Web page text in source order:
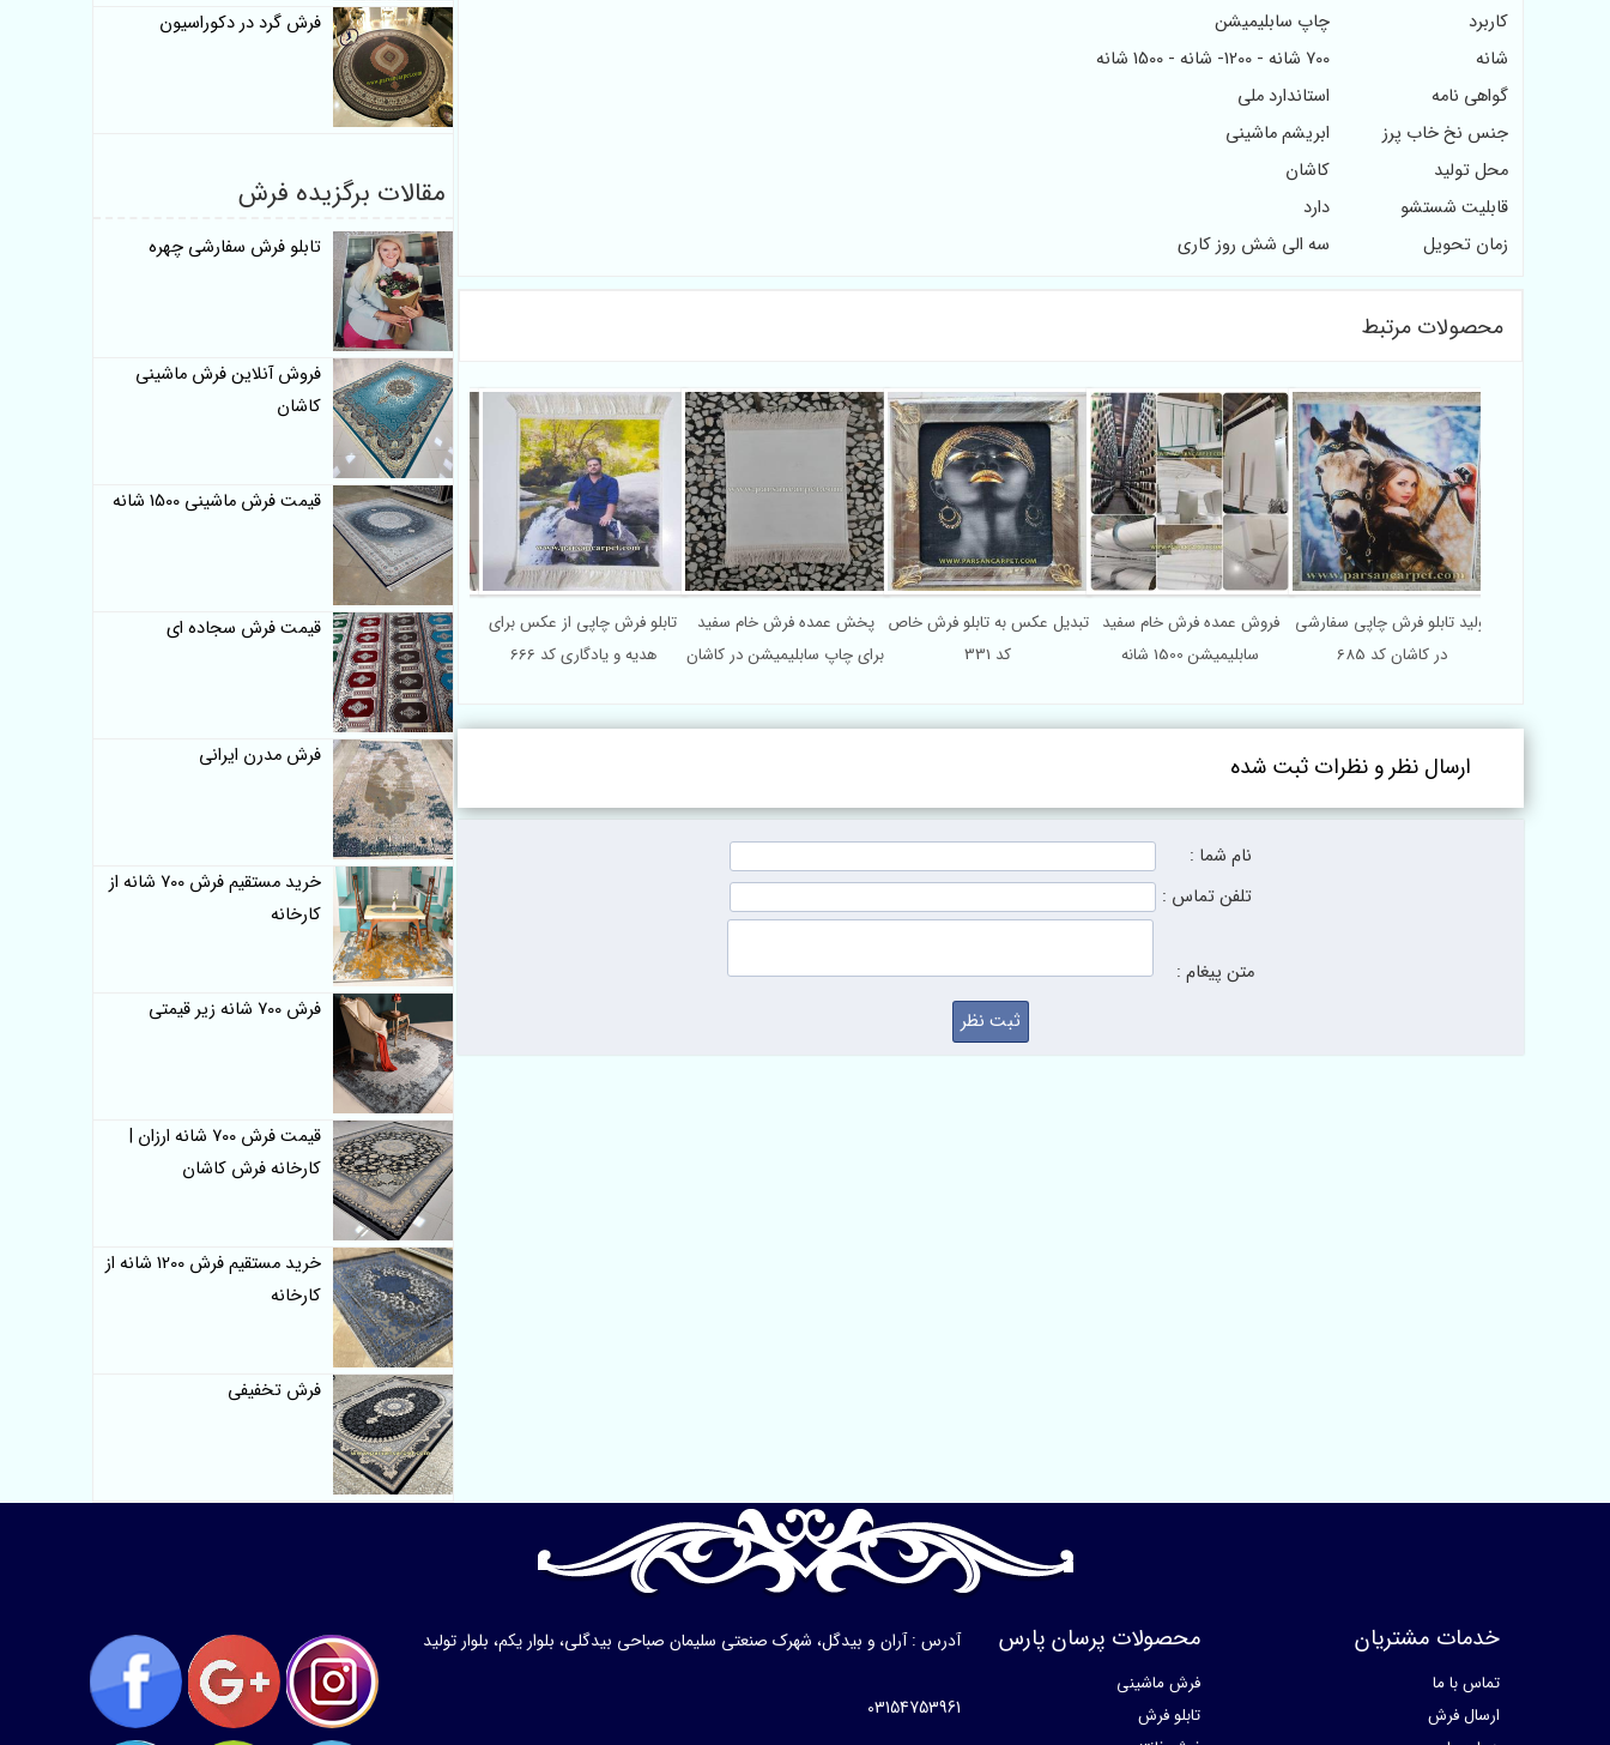
کاربرد
چاپ سابلیمیشن
شانه
700 شانه - 1200- شانه - 1500 شانه
گواهی نامه
استاندارد ملی
جنس نخ خاب پرز
ابریشم ماشینی
محل تولید
کاشان
قابلیت شستشو
دارد
زمان تحویل
سه الی شش روز کاری
محصولات مرتبط
فرشینه عروسکی اتاق کودک
سفارشی کاشان
تابلو فرش چاپی از عکس برای
هدیه و یادگاری کد 666
پخش عمده فرش خام سفید
برای چاپ سابلیمیشن در کاشان
تبدیل عکس به تابلو فرش خاص
کد 331
فروش عمده فرش خام سفید
سابلیمیشن 1500 شانه
تولید تابلو فرش چاپی سفارشی
در کاشان کد 685
ارسال نظر و نظرات ثبت شده
نام شما :
تلفن تماس :
متن پیغام :
فرش گرد در دکوراسیون
مقالات برگزیده فرش
تابلو فرش سفارشی چهره
فروش آنلاین فرش ماشینی
کاشان
قیمت فرش ماشینی 1500 شانه
قیمت فرش سجاده ای
فرش مدرن ایرانی
خرید مستقیم فرش 700 شانه از
کارخانه
فرش 700 شانه زیر قیمتی
قیمت فرش 700 شانه ارزان |
کارخانه فرش کاشان
خرید مستقیم فرش 1200 شانه از
کارخانه
فرش تخفیفی
خدمات مشتریان
تماس با ما
ارسال فرش
محصولات پرسان پارس
فرش ماشینی
تابلو فرش
آدرس : آران و بیدگل، شهرک صنعتی سلیمان صباحی بیدگلی، بلوار یکم، بلوار تولید
03154753961